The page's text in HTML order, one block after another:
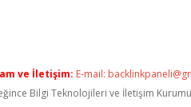
ve İletişim: E-mail:
Bilgi Teknolojileri ve İletişim